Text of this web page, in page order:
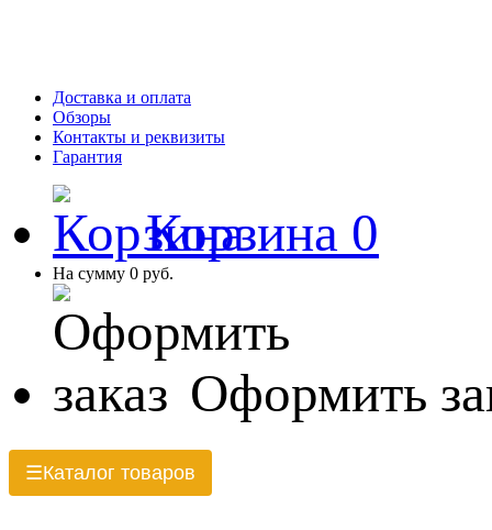
Доставка и оплата
Обзоры
Контакты и реквизиты
Гарантия
Корзина 0
На сумму 0 руб.
Оформить
☰Каталог товаров